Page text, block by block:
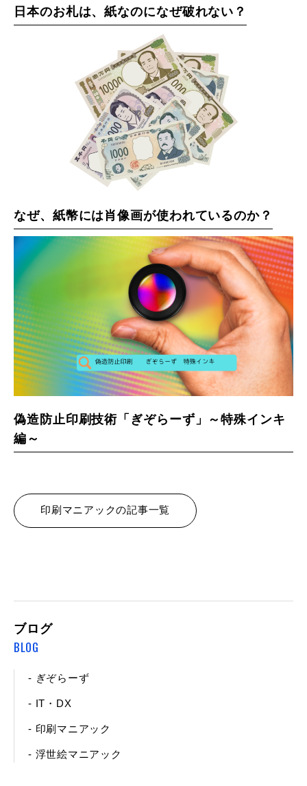
日本のお札は、紙なのになぜ破れない？
なぜ、紙幣には肖像画が使われているのか？
偽造防止印刷技術「ぎぞらーず」～特殊インキ
編～
印刷マニアックの記事一覧
ブログ
BLOG
- ぎぞらーず
- IT・DX
- 印刷マニアック
- 浮世絵マニアック